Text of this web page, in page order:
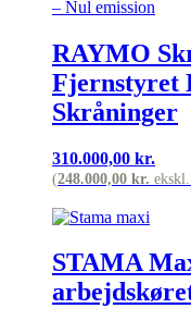
RAYMO
Fjernstyret
Skråninger
310.000,00 kr.
(248.000,00 kr.
STAMA